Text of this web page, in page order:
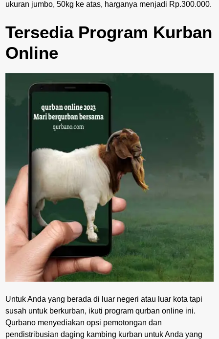
ukuran jumbo, 50kg ke atas, harganya menjadi Rp.300.000.
Tersedia Program Kurban
Online
Untuk Anda yang berada di luar negeri atau luar kota tapi
susah untuk berkurban, ikuti program qurban online ini.
Qurbano menyediakan opsi pemotongan dan
pendistribusian daging kambing kurban untuk Anda yang